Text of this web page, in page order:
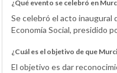
¿Qué evento se celebró en
Se celebró el acto inaugural
Economía Social, presidido
¿Cuál es el objetivo de que
El objetivo es dar